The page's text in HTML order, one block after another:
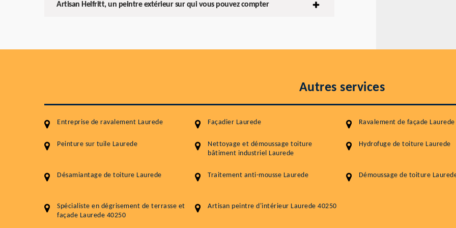
Artisan Helfritt, un peintre extérieur sur qui vous pouvez compter
Autres services
Entreprise de ravalement Laurede Façadier Laurede Ravalement de façade Laurede
Peinture sur tuile Laurede
Nettoyage et démoussage toiture
bâtiment industriel Laurede
Hydrofuge de toiture Laurede
Désamiantage de toiture Laurede Traitement anti-mousse Laurede Démoussage de toiture
Spécialiste en dégrisement de terrasse et
façade Laurede 40250
Artisan peintre d'intérieur Laurede 40250